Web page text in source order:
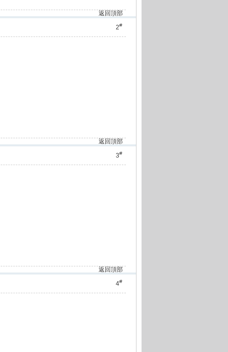
返回頂部
2#
返回頂部
3#
返回頂部
4#